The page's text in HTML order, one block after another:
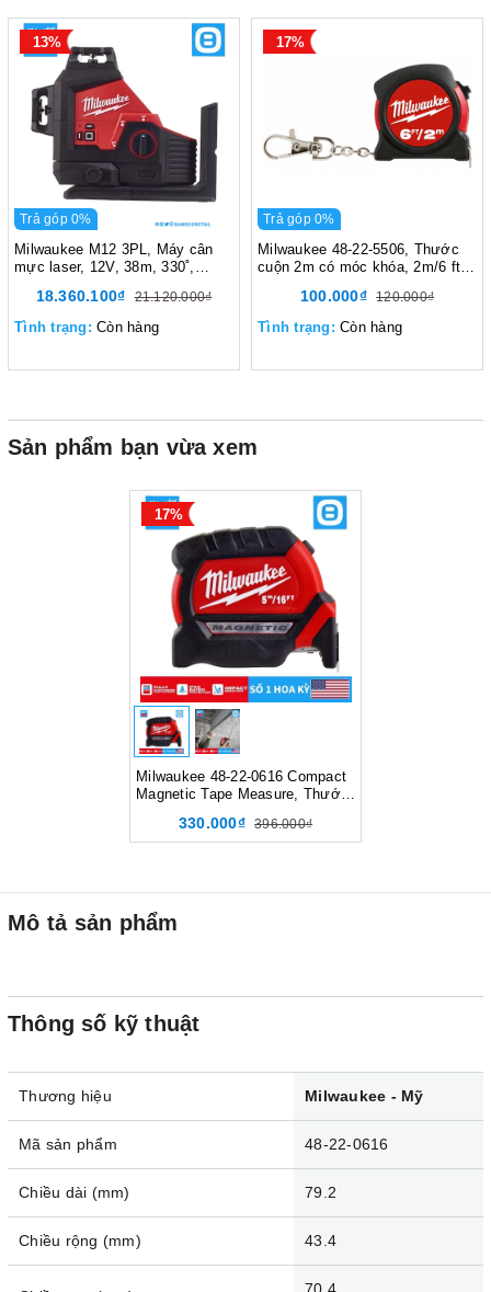
Trả góp 0%
13%
Milwaukee M12 3PL, Máy cân
mực laser, 12V, 38m, 330˚,
18.360.100₫ 21.120.000₫
Tình trạng: Còn hàng
Trả góp 0%
17%
Milwaukee 48-22-5506, Thước
cuộn 2m có móc khóa, 2m/6 ft,
100.000₫ 120.000₫
Tình trạng: Còn hàng
Sản phẩm bạn vừa xem
17%
Milwaukee 48-22-0616 Compact
Magnetic Tape Measure, Thước
Màu đỏ đen330.000₫ 396.000₫
Mô tả sản phẩm
Thông số kỹ thuật
Thương hiệu Milwaukee - Mỹ
Mã sản phẩm 48-22-0616
Chiều dài (mm) 79.2
Chiều rộng (mm) 43.4
70.4